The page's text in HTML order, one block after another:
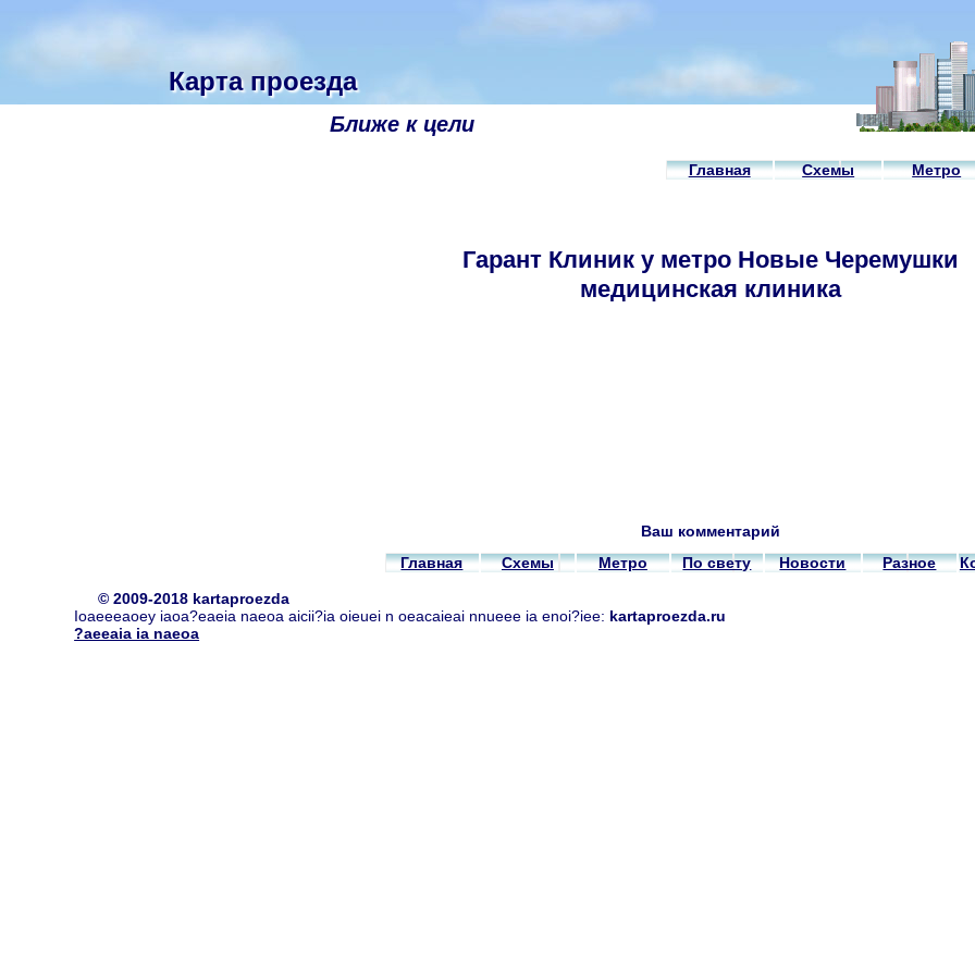
Карта проезда
Ближе к цели
Главная Схемы Метро
Гарант Клиник у метро Новые Черемушки
медицинская клиника
Ваш комментарий
Главная
Схемы Метро По свету Новости Разное
© 2009-2018 kartaproezda
Ioaeeeaoey iaoa?eaeia naeoa aicii?ia oieuei n oeacaieai nnueee ia enoi?iee: kartaproezda.ru
?aeeaia ia naeoa